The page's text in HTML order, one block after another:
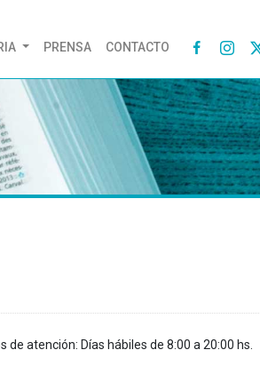
PRENSA CONTACTO 
atención: Días hábiles de 8:00 a 20:00 hs.